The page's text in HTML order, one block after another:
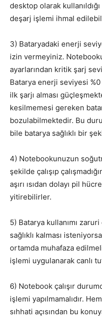
desktop olarak
deşarj işlemi ihmal
3) Bataryadaki enerji
izin vermeyiniz.
ayarlarından kritik şarj
Batarya enerji seviyesi
ilk şarjı alması
kesilmemesi gereken
bozulabilmektedir. Bu
bile batarya sağlıklı bir
4) Notebookunuzun
şekilde çalışıp
aşırı ısıdan dolayı pil
yitirebilirler.
5) Batarya kullanımı
sağlıklı kalması
ortamda muhafaza
işlemi uygulanarak canlı
6) Notebook çalışır
işlemi yapılmamalıdır.
sıhhati açısından bu